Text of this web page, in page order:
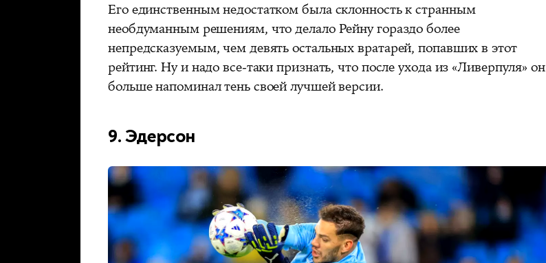
Его единственным недостатком была склонность к странным
необдуманным решениям, что делало Рейну гораздо более
непредсказуемым, чем девять остальных вратарей, попавших в этот
рейтинг. Ну и надо все-таки признать, что после ухода из «Ливерпуля» он
больше напоминал тень своей лучшей версии.
9. Эдерсон